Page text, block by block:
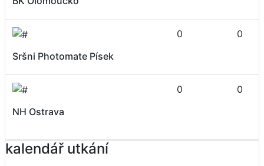
Sršni Photomate Písek
0 0
NH Ostrava
0 0
kalendář utkání